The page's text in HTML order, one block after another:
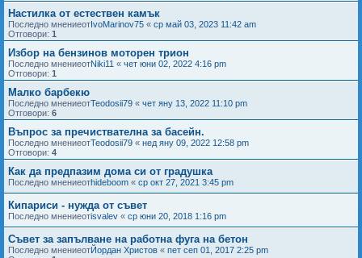
Настилка от естествен камък
Последно мнениеотIvoMarinov75 « ср май 03, 2023 11:42 am
Отговори: 1
Избор на бензинов моторен трион
Последно мнениеотNiki11 « чет юни 02, 2022 4:16 pm
Отговори: 1
Малко барбекю
Последно мнениеотTeodosii79 « чет яну 13, 2022 11:10 pm
Отговори: 6
Въпрос за пречиствателна за басейн.
Последно мнениеотTeodosii79 « нед яну 09, 2022 12:58 pm
Отговори: 4
Как да предпазим дома си от градушка
Последно мнениеотhideboom « ср окт 27, 2021 3:45 pm
Кипариси - нужда от съвет
Последно мнениеотisvalev « ср юни 20, 2018 1:16 pm
Съвет за запълване на работна фуга на бетон
Последно мнениеотЙордан Христов « пет сеп 01, 2017 2:25 pm